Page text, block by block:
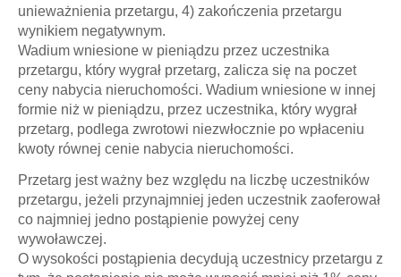
unieważnienia przetargu, 4) zakończenia przetargu
wynikiem negatywnym.
Wadium wniesione w pieniądzu przez uczestnika
przetargu, który wygrał przetarg, zalicza się na poczet
ceny nabycia nieruchomości. Wadium wniesione w innej
formie niż w pieniądzu, przez uczestnika, który wygrał
przetarg, podlega zwrotowi niezwłocznie po wpłaceniu
kwoty równej cenie nabycia nieruchomości.
Przetarg jest ważny bez względu na liczbę uczestników
przetargu, jeżeli przynajmniej jeden uczestnik zaoferował
co najmniej jedno postąpienie powyżej ceny
wywoławczej.
O wysokości postąpienia decydują uczestnicy przetargu z